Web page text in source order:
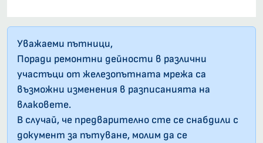
Уважаеми пътници,
Поради ремонтни дейности в различни
участъци от железопътната мрежа са
възможни изменения в разписанията на
влаковете.
В случай, че предварително сте се снабдили с
документ за пътуване, молим да се